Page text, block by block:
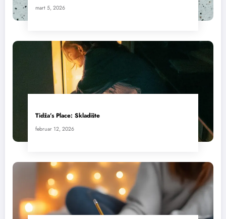
mart 5, 2026
Tidža’s Place: Skladište
februar 12, 2026